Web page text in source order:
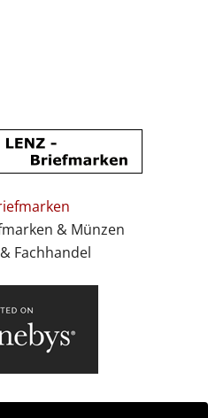
& Münzen
Fachhandel